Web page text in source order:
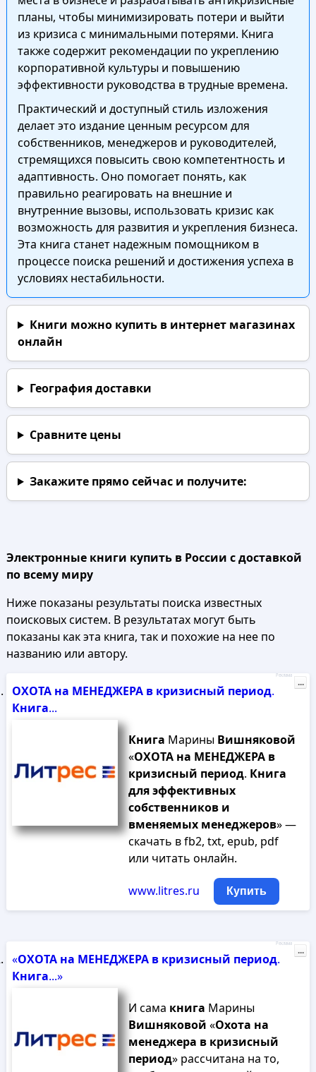
планы, чтобы минимизировать потери и выйти
из кризиса с минимальными потерями. Книга
также содержит рекомендации по укреплению
корпоративной культуры и повышению
эффективности руководства в трудные времена.
Практический и доступный стиль изложения
делает это издание ценным ресурсом для
собственников, менеджеров и руководителей,
стремящихся повысить свою компетентность и
адаптивность. Оно помогает понять, как
правильно реагировать на внешние и
внутренние вызовы, использовать кризис как
возможность для развития и укрепления бизнеса.
Эта книга станет надежным помощником в
процессе поиска решений и достижения успеха в
условиях нестабильности.
Книги можно купить в интернет магазинах
онлайн
География доставки
Сравните цены
Закажите прямо сейчаси получите:
Электронные книги купить в России с доставкой
по всему миру
Ниже показаны результаты поиска известных
поисковых систем. В результатах могут быть
показаны как эта книга, так и похожие на нее по
названию или автору.
ОХОТА на МЕНЕДЖЕРА в кризисный период.
Книга...
Книга Марины Вишняковой
«ОХОТА на МЕНЕДЖЕРА в
кризисный период. Книга
дляэффективных
собственников и
вменяемых менеджеров» —
скачать в fb2, txt, epub, pdf
или читать онлайн.
www.litres.ru Купить
Реклама
...
«ОХОТА на МЕНЕДЖЕРА в кризисный период.
Книга...»
И сама книга Марины
Вишняковой «Охота на
менеджера в кризисный
период» рассчитана на то,
Реклама
...